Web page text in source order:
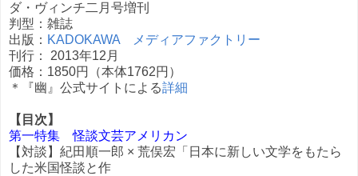
ダ・ヴィンチ二月号増刊
判型：雑誌
出版： KADOKAWA メディアファクトリー
刊行： 2013年12月
価格：1850円（本体1762円）
＊『幽』公式サイトによる詳細
【目次】
第一特集 怪談文芸アメリカン
【対談】紀田順一郎 × 荒俣宏「日本に新しい文学をもたら
した米国怪談と作